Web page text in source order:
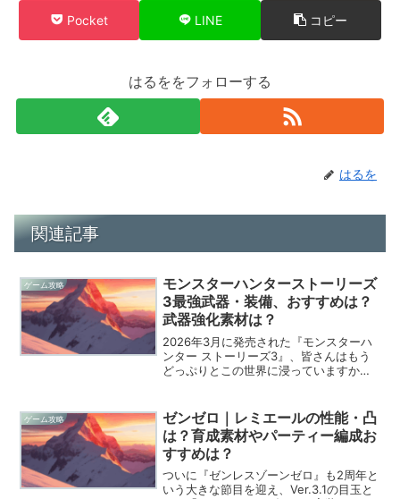
Pocket LINE コピー
はるををフォローする
はるを
関連記事
ゲーム攻略
モンスターハンターストーリーズ
3最強武器・装備、おすすめは？
武器強化素材は？
2026年3月に発売された『モンスターハ
ンター ストーリーズ3』、皆さんはもう
どっぷりとこの世界に浸っていますか。
でオトモンと並び立つかが勝敗を分ける
本当に熱い仕上がり...
ゲーム攻略
ゼンゼロ｜レミエールの性能・凸
は？育成素材やパーティー編成お
すすめは？
ついに『ゼンレスゾーンゼロ』も2周年と
いう大きな節目を迎え、Ver.3.1の目玉と